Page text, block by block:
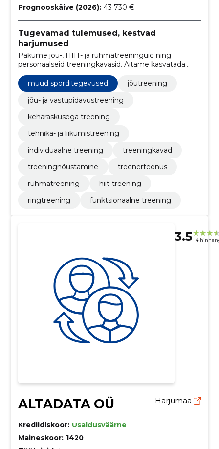
Prognooskäive (2026): 43 730 €
Tugevamad tulemused, kestvad
harjumused
Pakume jõu-, HIIT- ja rühmatreeninguid ning
personaalseid treeningkavasid. Aitame kasvatada
tugevust, vastupidavust ja püsivaid tulemusi.
muud sporditegevused
jõutreening
jõu- ja vastupidavustreening
keharaskusega treening
tehnika- ja liikumistreening
individuaalne treening
treeningkavad
treeningnõustamine
treenerteenus
rühmatreening
hiit-treening
ringtreening
funktsionaalne treening
3.5 4
ALTADATA OÜ Harjumaa
Krediidiskoor: Usaldusväärne
Maineskoor: 1420